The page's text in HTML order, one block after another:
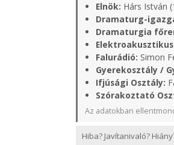
Elnök: Hárs István
Dramaturg-
Dramaturgia
Falurádió: Simon
Gyerekosztály /
Ifjúsági Osztály:
Szórakoztató
Az adatokban
Hiba? Javítanivaló?